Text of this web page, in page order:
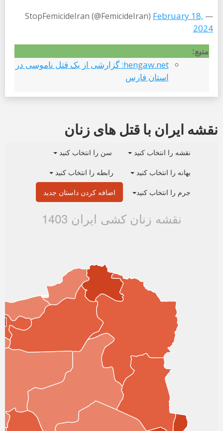
— StopFemicideIran (@FemicideIran)
February 18,
2024
منبع:
hengaw.net: گزارشی از یک قتل ناموسی در
استان فارس
نقشه ایران با قتل های زنان